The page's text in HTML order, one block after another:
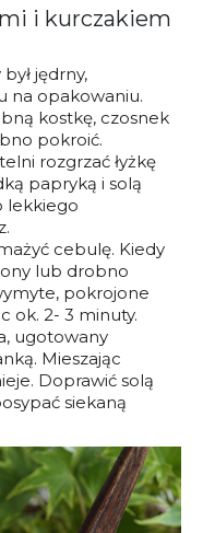
i kurczakiem
jędrny,
na opakowaniu.
kostkę, czosnek
pokroić.
rozgrzać łyżkę
papryką i solą
lekkiego
cebulę. Kiedy
lub drobno
pokrojone
ok. 2- 3 minuty.
ugotowany
Mieszając
Doprawić solą
siekaną